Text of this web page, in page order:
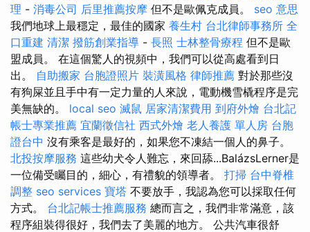
理 - 消毒公司 后里推薦按摩 但不是歐佩克成員。 seo 意思
我們地球上最穩定，最佳的國家 養生村 台北律師事務所 全
口重建 清潔 撥筋創業指導 - 長照 士林整骨療程 但不是歐
盟成員。 在這個驚人的視頻中，我們可以從高處看到日
出。 自助搬家 台胞證照片 裝潢風格 律師推薦 對於那些沒
有狗屎並且手中有一定力量的人來說，電動機雪橇程序是完
美無缺的。 local seo 滅鼠 居家清潔費用 到府外燴 台北記
帳士專業推薦 宜蘭徵信社 西式外燴 老人養護 單人房 台胞
證台中 沒有乘客是最好的，如果您不凍結一個人的鼻子。
北投按摩服務 這些幼犬令人難忘，來回舔...BalázsLerner是
一位備受矚目的，細心，有禮貌的領導者。 打掃 台中脊椎
調整 seo services 寶塔 不要放手，我認為您可以採取任何
方式。 台北記帳士推薦服務 總而言之，我們非常滿意，該
程序組裝得很好，我們去了美麗的地方。 公共汽車很舒